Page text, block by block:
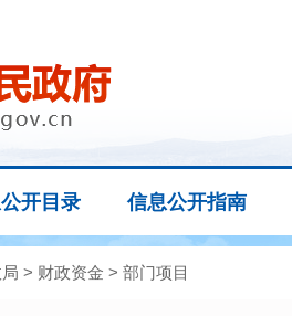
开目录 信息公开指南
> 财政资金 > 部门项目